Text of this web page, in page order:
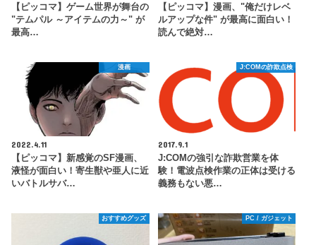
【ピッコマ】ゲーム世界が舞台の
"テムパル ～アイテムの力～" が
最高…
【ピッコマ】漫画、"俺だけレベ
ルアップな件" が最高に面白い！
読んで絶対…
漫画
2022.4.11
【ピッコマ】新感覚のSF漫画、
液怪が面白い！寄生獣や亜人に近
いバトルサバ…
J:COMの詐欺点検
2017.9.1
J:COMの強引な詐欺営業を体
験！電波点検作業の正体は受ける
義務もない悪…
おすすめグッズ PC / ガジェット